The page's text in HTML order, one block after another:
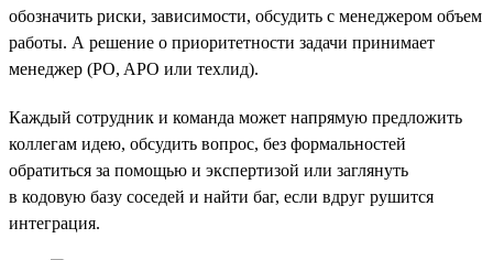
обозначить риски, зависимости, обсудить с менеджером объем
работы. А решение о приоритетности задачи принимает
менеджер (PO, APO или техлид).
Каждый сотрудник и команда может напрямую предложить
коллегам идею, обсудить вопрос, без формальностей
обратиться за помощью и экспертизой или заглянуть
в кодовую базу соседей и найти баг, если вдруг рушится
интеграция.